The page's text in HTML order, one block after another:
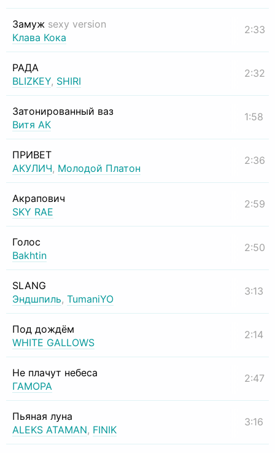
Замуж sexy version
Клава Кока
2:33
РАДА
BLIZKEY, SHIRI
2:32
Затонированный ваз
Витя АК
1:58
ПРИВЕТ
АКУЛИЧ, Молодой Платон
2:36
Акрапович
SKY RAE
2:59
Голос
Bakhtin
2:50
SLANG
Эндшпиль, TumaniYO
3:13
Под дождём
WHITE GALLOWS
2:14
Не плачут небеса
ГАМОРА
2:47
Пьяная луна
ALEKS ATAMAN, FINIK
3:16